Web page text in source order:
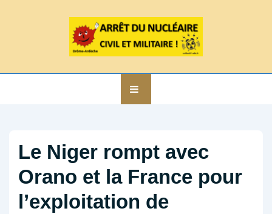
Navigation
Le Niger rompt avec
Orano et la France pour
l’exploitation de